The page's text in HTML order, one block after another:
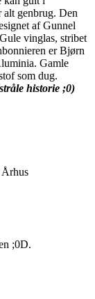
alt genbrug. Den
af Gunnel
vinglas, stribet
er Bjørn
Gamle
som dug.
historie ;0)
Århus
;0D.